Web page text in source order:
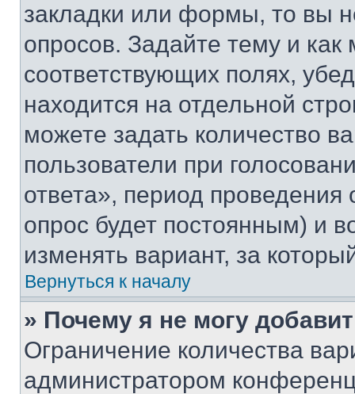
закладки или формы, то вы
опросов. Задайте тему и
соответствующих полях,
находится на отдельной
можете задать количество
пользователи при
ответа», период проведения
опрос будет постоянным) и
изменять вариант, за
Вернуться к началу
» Почему я не могу
Ограничение количества
администратором